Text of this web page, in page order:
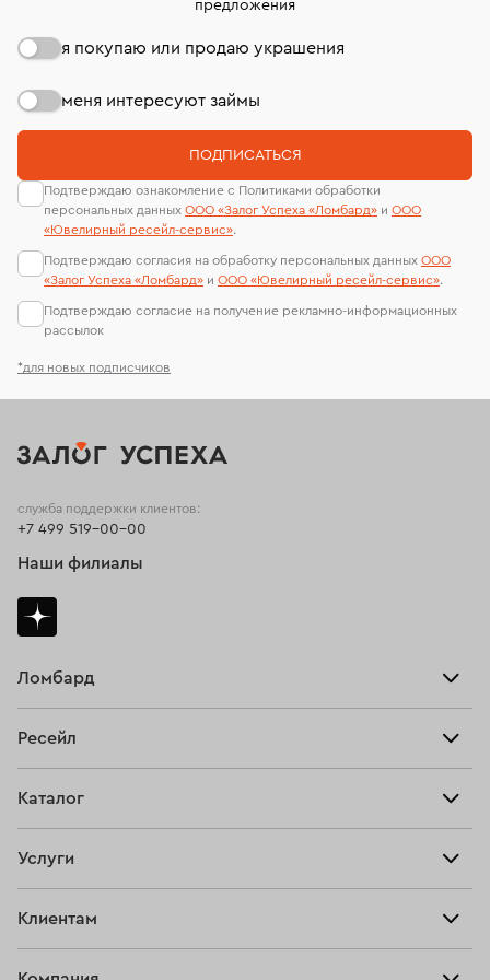
*для новых подписчиков
предложения
я покупаю или продаю украшения
меня интересуют займы
ПОДПИСАТЬСЯ
Подтверждаю ознакомление с Политиками обработки
персональных данных ООО «Залог Успеха «Ломбард» и ООО
«Ювелирный ресейл-сервиc».
Подтверждаю согласия на обработку персональных данных ООО
«Залог Успеха «Ломбард» и ООО «Ювелирный ресейл-сервиc».
Подтверждаю согласие на получение рекламно-информационных
рассылок
Ломбард
Тарифы
Ресейл
Купить
Прочие услуги
Каталог
Серьги
Услуги
Клиентам
служба поддержки клиентов:
+7 499 519-00-00
Наши филиалы